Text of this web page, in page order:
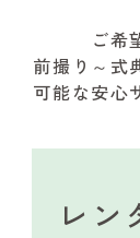
ご希
前撮り～式
可能な安心
レン